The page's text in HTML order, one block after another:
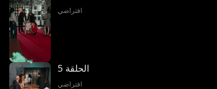
افتراضي
الحلقة 5
افتراضي